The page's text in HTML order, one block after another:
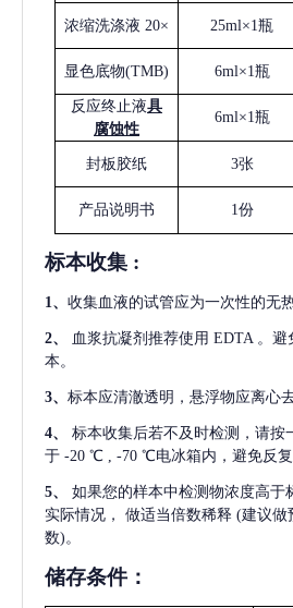
浓缩洗涤液 20× 25ml×1瓶
显色底物(TMB) 6ml×1瓶
反应终止液具
腐蚀性
6ml×1瓶
封板胶纸 3张
产品说明书 1份
标本收集 :
1 、 收集血液的试管应为一次性的无
2、 血浆抗凝剂推荐使用 EDTA 。避
本。
3、 标本应清澈透明，悬浮物应离心去
4、
标本收集后若不及时检测，请按
于 -20 ℃ , -70 ℃电冰箱内，避免反复
5、
如果您的样本中检测物浓度高于
实际情况，
做适当倍数稀释 (建议做
数)。
储存条件：